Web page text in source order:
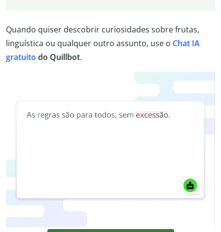
Quando quiser descobrir curiosidades sobre frutas,
linguística ou qualquer outro assunto, use o Chat IA
gratuito do Quillbot.